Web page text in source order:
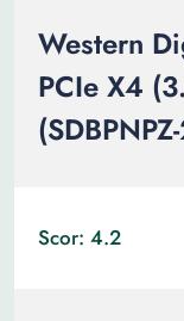
Western
PCIe X4
Scor: 4.2